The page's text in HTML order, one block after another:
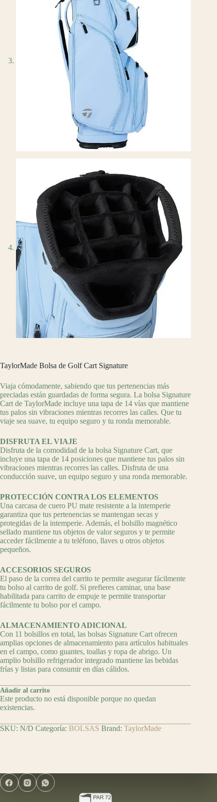
TaylorMade Bolsa de Golf Cart Signature
Viaja cómodamente, sabiendo que tus pertenencias más
preciadas están guardadas de forma segura. La bolsa Signature
Cart de TaylorMade incluye una tapa de 14 vías que mantiene
tus palos sin vibraciones mientras recorres las calles. Que tu
viaje sea suave, tu equipo seguro y tu ronda memorable.
DISFRUTA EL VIAJE
Disfruta de la comodidad de la bolsa Signature Cart, que
incluye una tapa de 14 posiciones que mantiene tus palos sin
vibraciones mientras recorres las calles. Disfruta de una
conducción suave, un equipo seguro y una ronda memorable.
PROTECCIÓN CONTRA LOS ELEMENTOS
Una carcasa de cuero PU mate resistente a la intemperie
garantiza que tus pertenencias se mantengan secas y
protegidas de la intemperie. Además, el bolsillo magnético
sellado mantiene tus objetos de valor seguros y te permite
acceder fácilmente a tu teléfono, llaves u otros objetos
pequeños.
ACCESORIOS SEGUROS
El paso de la correa del carrito te permite asegurar fácilmente
tu bolso al carrito de golf. Si prefieres caminar, una base
habilitada para carrito de empuje te permite transportar
fácilmente tu bolso por el campo.
ALMACENAMIENTO ADICIONAL
Con 11 bolsillos en total, las bolsas Signature Cart ofrecen
amplias opciones de almacenamiento para artículos habituales
en el campo, como guantes, toallas y ropa de abrigo. Un
amplio bolsillo refrigerador integrado mantiene las bebidas
frías y listas para consumir en días cálidos.
Añadir al carrito
Este producto no está disponible porque no quedan
existencias.
SKU: N/D Categoría: BOLSAS Brand: TaylorMade